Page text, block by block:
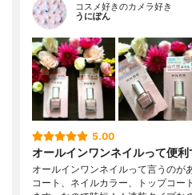
コスメ好きのカメラ好き
うにぽん
5.00
オールインワンネイルって便利
オールインワンネイルって言うのが
コート、ネイルカラー、トップコー